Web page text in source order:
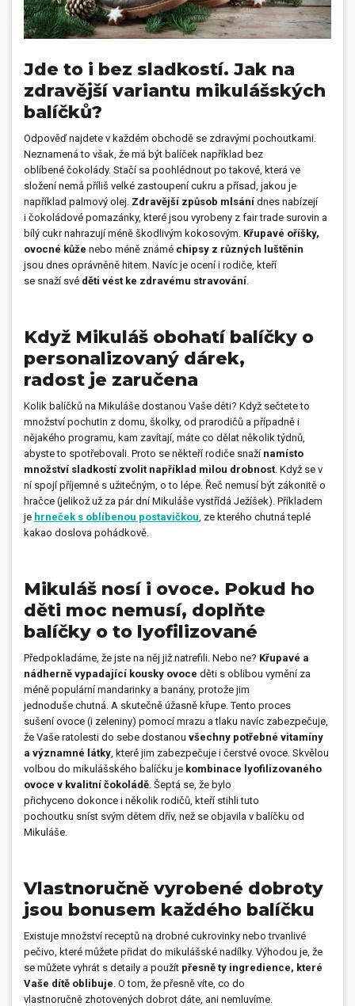
Kontakty
Můj profil
Jde to i bez sladkostí. Jak na
zdravější variantu mikulášských
balíčků?
Odpověď najdete v každém obchodě se zdravými pochoutkami.
Neznamená to však, že má být balíček například bez
oblíbené čokolády. Stačí sa poohlédnout po takové, která ve
složení nemá příliš velké zastoupení cukru a přísad, jakou je
například palmový olej. Zdravější způsob mlsání dnes nabízejí
i čokoládové pomazánky, které jsou vyrobeny z fair trade surovin a
bílý cukr nahrazují méně škodlivým kokosovým. Křupavé oříšky,
ovocné kůže nebo méně známé chipsy z různých luštěnin
jsou dnes oprávněně hitem. Navíc je ocení i rodiče, kteří
se snaží své děti vést ke zdravému stravování
Když Mikuláš obohatí balíčky o
personalizovaný dárek,
radost je zaručena
Kolik balíčků na Mikuláše dostanou Vaše děti? Když sečtete to
množství pochutin z domu, školky, od prarodičů a případně i
nějakého programu, kam zavítají, máte co dělat několik týdnů,
abyste to spotřebovali. Proto se někteří rodiče snaží namísto
množství sladkostí zvolit například milou drobnost . Když se v
ní spojí příjemné s užitečným, o to lépe. Řeč nemusí být zákonitě o
hračce (jelikož už za pár dní Mikuláše vystřídá Ježíšek). Příkladem
je hrneček s oblíbenou postavičkou , ze kterého chutná teplé
kakao doslova pohádkově.
Mikuláš nosí i ovoce. Pokud ho
děti moc nemusí, doplňte
balíčky o to lyofilizované
Předpokladáme, že jste na něj již natrefili. Nebo ne? Křupavé a
nádherně vypadající kousky ovoce děti s oblibou vymění za
méně populární mandarinky a banány, protože jim
jednoduše chutná. A skutečně úžasně křupe. Tento proces
sušení ovoce (i zeleniny) pomocí mrazu a tlaku navíc zabezpečuje,
že Vaše ratolesti do sebe dostanou všechny potřebné vitamíny
a významné látky , které jim zabezpečuje i čerstvé ovoce. Skvělou
volbou do mikulášského balíčku je kombinace lyofilizovaného
ovoce v kvalitní čokoládě . Šeptá se, že bylo
přichyceno dokonce i několik rodičů, kteří stihli tuto
pochoutku sníst svým dětem dřív, než se objavila v balíčku od
Mikuláše.
Vlastnoručně vyrobené dobroty
jsou bonusem každého balíčku
Existuje množství receptů na drobné cukrovinky nebo trvanlivé
pečivo, které můžete přidat do mikulášské nadílky. Výhodou je, že
se můžete vyhrát s detaily a použít přesně ty ingredience, které
Vaše dítě oblibuje . O tom, že přesně víte, co do
vlastnoručně zhotovených dobrot dáte, ani nemluvíme.